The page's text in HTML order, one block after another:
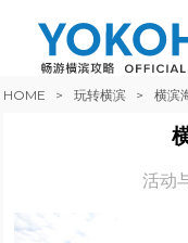
HOME 玩转横滨 横滨
活动